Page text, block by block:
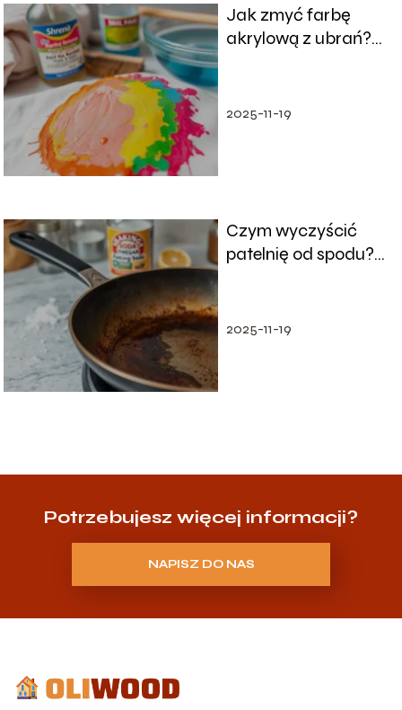
Jak zmyć farbę
akrylową z ubrań?
2025-11-19
Czym wyczyścić
patelnię od spodu?
2025-11-19
Potrzebujesz więcej informacji?
NAPISZ DO NAS